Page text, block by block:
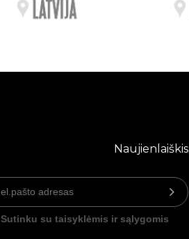
Naujienlaiškis
Sutinku su taisyklėmis ir sąlygomis